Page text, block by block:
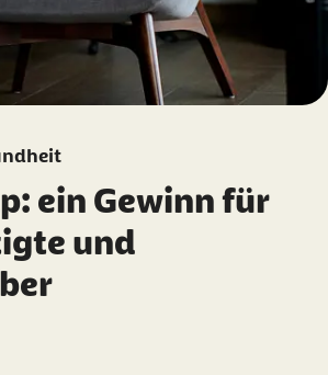
ein Gewinn für
und